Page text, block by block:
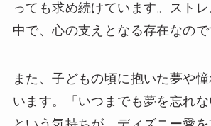
っても求め続けています。スト
中で、心の支えとなる存在なので
また、子どもの頃に抱いた夢や
います。「いつまでも夢を忘れな